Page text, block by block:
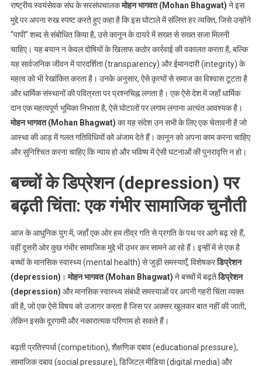
राष्ट्रीय स्वयंसेवक संघ के सरसंघचालकमोहन भागवत (Mohan Bhagwat) ने इस
मुद्दे पर अपना रुख स्पष्ट करते हुए कहा है कि इस घोटाले में संलिप्त हर व्यक्ति, जिसे उन्होंने
“पापी” शब्द से संबोधित किया है, उसे कानून के दायरे में सख्त से सख्त सजा मिलनी
चाहिए। यह बयान न केवल दोषियों के खिलाफ कठोर कार्रवाई की वकालत करता है, बल्कि
यह सार्वजनिक जीवन में पारदर्शिता (transparency) और ईमानदारी (integrity) के
महत्व को भी रेखांकित करता है। उनके अनुसार, ऐसे कृत्यों से समाज का विश्वास टूटता है
और धार्मिक संस्थानों की पवित्रता पर प्रश्नचिह्न लगता है। एक ऐसे देश में जहाँ धार्मिक
दान एक महत्वपूर्ण भूमिका निभाता है, ऐसे घोटालों पर लगाम लगाना अत्यंत आवश्यक है।
मोहन भागवत (Mohan Bhagwat) का यह संदेश उन सभी के लिए एक चेतावनी है जो
आस्था की आड़ में गलत गतिविधियों को अंजाम देते हैं। कानून को अपना काम करना चाहिए
और सुनिश्चित करना चाहिए कि न्याय हो और भविष्य में ऐसी घटनाओं की पुनरावृत्ति न हो।
बच्चों के डिप्रेशन (depression) पर
बढ़ती चिंता: एक गंभीर सामाजिक चुनौती
आज के आधुनिक युग में, जहाँ एक ओर हम तीव्र गति से प्रगति के पथ पर आगे बढ़ रहे हैं,
वहीं दूसरी ओर कुछ गंभीर सामाजिक मुद्दे भी उभर कर सामने आ रहे हैं। इन्हीं में से एक है
बच्चों के मानसिक स्वास्थ्य (mental health) से जुड़ी समस्याएँ, विशेषकरडिप्रेशन
(depression) ।मोहन भागवत (Mohan Bhagwat) ने बच्चों में बढ़तेडिप्रेशन
(depression) और मानसिक स्वास्थ्य संबंधी समस्याओं पर अपनी गहरी चिंता व्यक्त
की है, जो एक ऐसे विषय को उजागर करता है जिस पर अक्सर खुलकर बात नहीं की जाती,
लेकिन इसके दूरगामी और नकारात्मक परिणाम हो सकते हैं।
बढ़ती प्रतिस्पर्धा (competition), शैक्षणिक दबाव (educational pressure),
सामाजिक दबाव (social pressure), डिजिटल मीडिया (digital media) और